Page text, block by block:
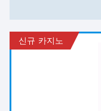
신규 카지노